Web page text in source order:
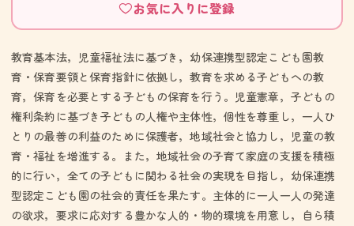
お気に入りに登録
教育基本法，児童福祉法に基づき，幼保連携型認定こども園教
育・保育要領と保育指針に依拠し，教育を求める子どもへの教
育，保育を必要とする子どもの保育を行う。児童憲章，子どもの
権利条約に基づき子どもの人権や主体性，個性を尊重し，一人ひ
とりの最善の利益のために保護者，地域社会と協力し，児童の教
育・福祉を増進する。また，地域社会の子育て家庭の支援を積極
的に行い，全ての子どもに関わる社会の実現を目指し，幼保連携
型認定こども園の社会的責任を果たす。主体的に一人一人の発達
の欲求，要求に応対する豊かな人的・物的環境を用意し，自ら積